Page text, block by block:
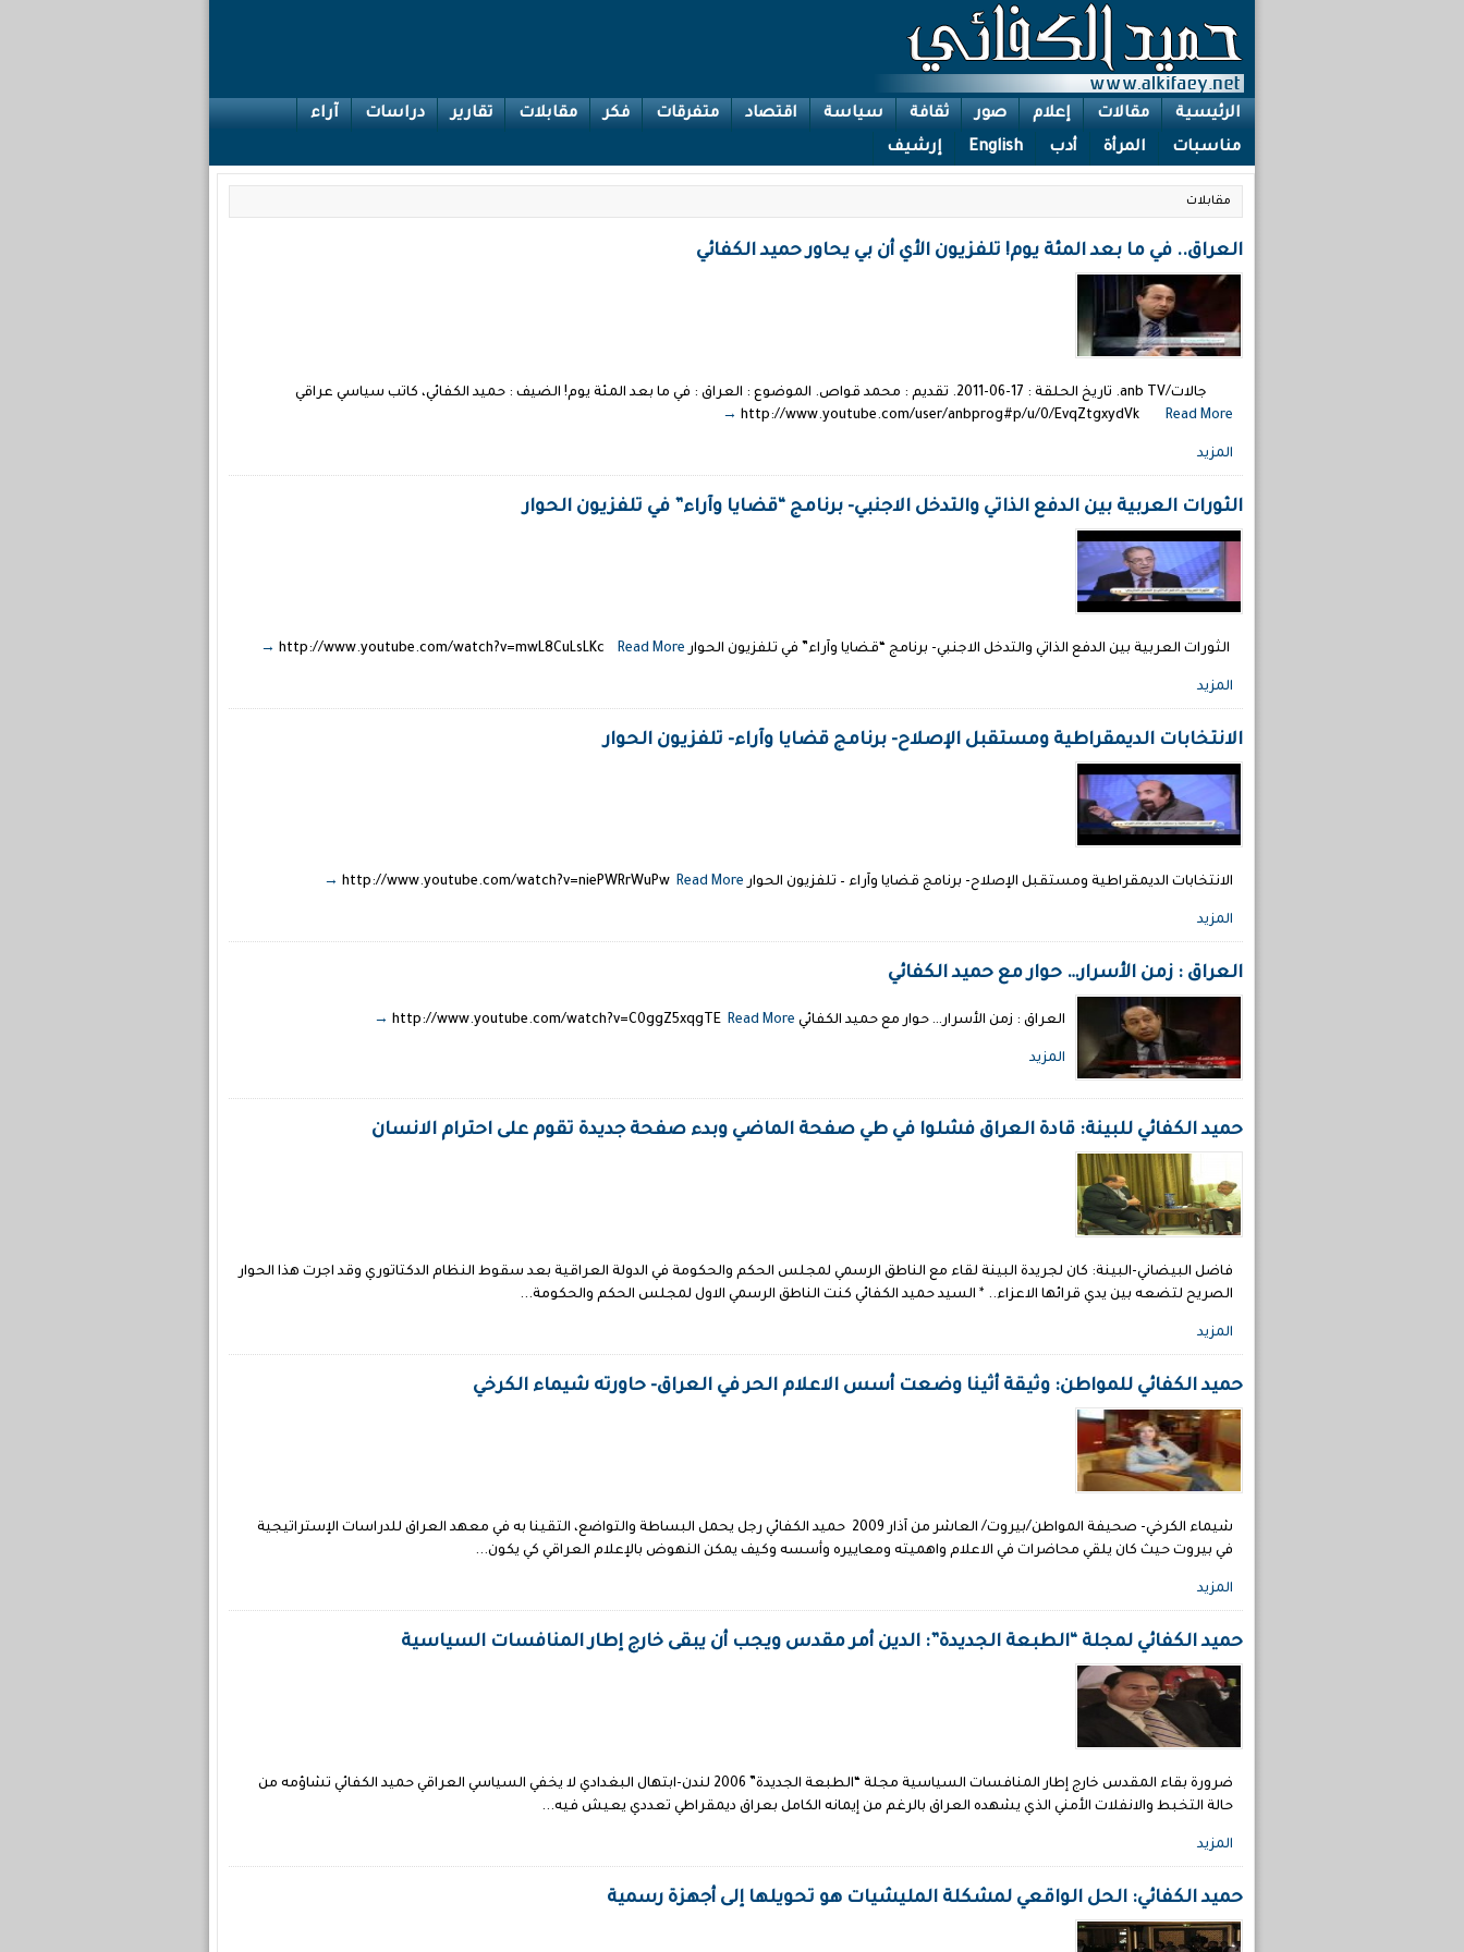
الرئيسية مقالات إعلام صور ثقافة سياسة اقتصاد متفرقات فكر مقابلات تقارير دراسات
آراء
مناسبات
المرأة أدب English إرشيف
مقابلات
العراق.. في ما بعد المئة يوم! تلفزيون الأي أن بي يحاور حميد الكفائي
جالات/anb TV. تاريخ الحلقة : 17-06-2011. تقديم : محمد قواص. الموضوع : العراق : في ما بعد المئة يوم! الضيف : حميد الكفائي، كاتب سياسي عراقي
http://www.youtube.com/user/anbprog#p/u/0/EvqZtgxydVk Read More →
المزيد
الثورات العربية بين الدفع الذاتي والتدخل الاجنبي- برنامج “قضايا وآراء” في تلفزيون الحوار
الثورات العربية بين الدفع الذاتي والتدخل الاجنبي- برنامج “قضايا وآراء” في تلفزيون الحوار http://www.youtube.com/watch?v=mwL8CuLsLKc Read More →
المزيد
الانتخابات الديمقراطية ومستقبل الإصلاح- برنامج قضايا وآراء- تلفزيون الحوار
الانتخابات الديمقراطية ومستقبل الإصلاح- برنامج قضايا وآراء – تلفزيون الحوار http://www.youtube.com/watch?v=niePWRrWuPw Read More →
المزيد
العراق : زمن الأسرار… حوار مع حميد الكفائي
العراق : زمن الأسرار… حوار مع حميد الكفائي http://www.youtube.com/watch?v=C0ggZ5xqgTE Read More →
المزيد
حميد الكفائي للبينة: قادة العراق فشلوا في طي صفحة الماضي وبدء صفحة جديدة تقوم على احترام الانسان
فاضل البيضاني-البينة: كان لجريدة البينة لقاء مع الناطق الرسمي لمجلس الحكم والحكومة في الدولة العراقية بعد سقوط النظام الدكتاتوري وقد اجرت هذا الحوار
الصريح لتضعه بين يدي قرائها الاعزاء.. * السيد حميد الكفائي كنت الناطق الرسمي الاول لمجلس الحكم والحكومة...
المزيد
حميد الكفائي للمواطن: وثيقة أثينا وضعت أسس الاعلام الحر في العراق- حاورته شيماء الكرخي
شيماء الكرخي- صحيفة المواطن/بيروت/ العاشر من آذار 2009 حميد الكفائي رجل يحمل البساطة والتواضع، التقينا به في معهد العراق للدراسات الإستراتيجية
في بيروت حيث كان يلقي محاضرات في الاعلام واهميته ومعاييره وأسسه وكيف يمكن النهوض بالإعلام العراقي كي يكون...
المزيد
حميد الكفائي لمجلة “الطبعة الجديدة”: الدين أمر مقدس ويجب أن يبقى خارج إطار المنافسات السياسية
ضرورة بقاء المقدس خارج إطار المنافسات السياسية مجلة “الطبعة الجديدة” 2006 لندن-ابتهال البغدادي لا يخفي السياسي العراقي حميد الكفائي تشاؤمه من
حالة التخبط والانفلات الأمني الذي يشهده العراق بالرغم من إيمانه الكامل بعراق ديمقراطي تعددي يعيش فيه...
المزيد
حميد الكفائي: الحل الواقعي لمشكلة المليشيات هو تحويلها إلى أجهزة رسمية